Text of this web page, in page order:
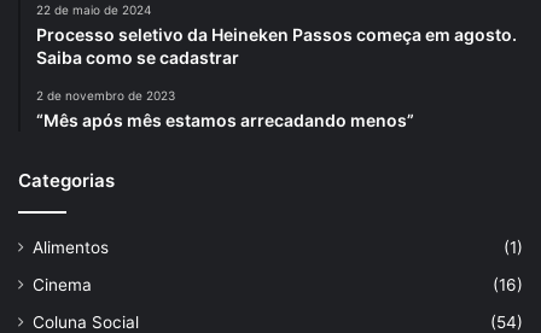
22 de maio de 2024
Processo seletivo da Heineken Passos começa em agosto.
Saiba como se cadastrar
2 de novembro de 2023
“Mês após mês estamos arrecadando menos”
Categorias
Alimentos
(1)
Cinema
(16)
Coluna Social
(54)